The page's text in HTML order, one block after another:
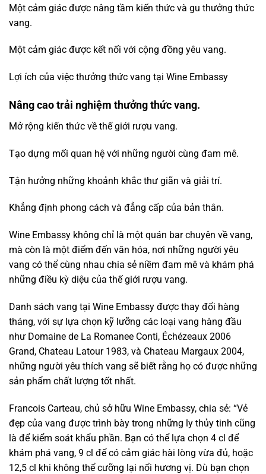
Một cảm giác được nâng tầm kiến thức và gu thưởng thức
vang.
Một cảm giác được kết nối với cộng đồng yêu vang.
Lợi ích của việc thưởng thức vang tại Wine Embassy
Nâng cao trải nghiệm thưởng thức vang.
Mở rộng kiến thức về thế giới rượu vang.
Tạo dựng mối quan hệ với những người cùng đam mê.
Tận hưởng những khoảnh khắc thư giãn và giải trí.
Khẳng định phong cách và đẳng cấp của bản thân.
Wine Embassy không chỉ là một quán bar chuyên về vang,
mà còn là một điểm đến văn hóa, nơi những người yêu
vang có thể cùng nhau chia sẻ niềm đam mê và khám phá
những điều kỳ diệu của thế giới rượu vang.
Danh sách vang tại Wine Embassy được thay đổi hàng
tháng, với sự lựa chọn kỹ lưỡng các loại vang hàng đầu
như Domaine de La Romanee Conti, Échézeaux 2006
Grand, Chateau Latour 1983, và Chateau Margaux 2004,
những người yêu thích vang sẽ biết rằng họ có được những
sản phẩm chất lượng tốt nhất.
Francois Carteau, chủ sở hữu Wine Embassy, chia sẻ: “Vẻ
đẹp của vang được trình bày trong những ly thủy tinh cũng
là để kiểm soát khẩu phần. Bạn có thể lựa chọn 4 cl để
khám phá vang, 9 cl để có cảm giác hài lòng vừa đủ, hoặc
12,5 cl khi không thể cưỡng lại nổi hương vị. Dù bạn chọn